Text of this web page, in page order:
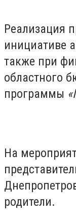
Реализация
инициативе
также при
областного
программы
На
родители.